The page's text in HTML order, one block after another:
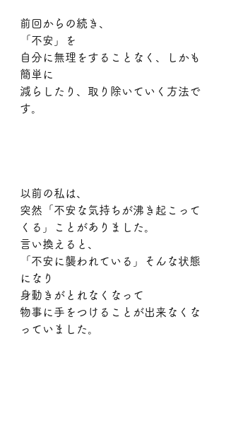
前回からの続き、
「不安」を
自分に無理をすることなく、しかも
簡単に
減らしたり、取り除いていく方法で
す。
以前の私は、
突然「不安な気持ちが沸き起こって
くる」ことがありました。
言い換えると、
「不安に襲われている」そんな状態
になり
身動きがとれなくなって
物事に手をつけることが出来なくな
っていました。